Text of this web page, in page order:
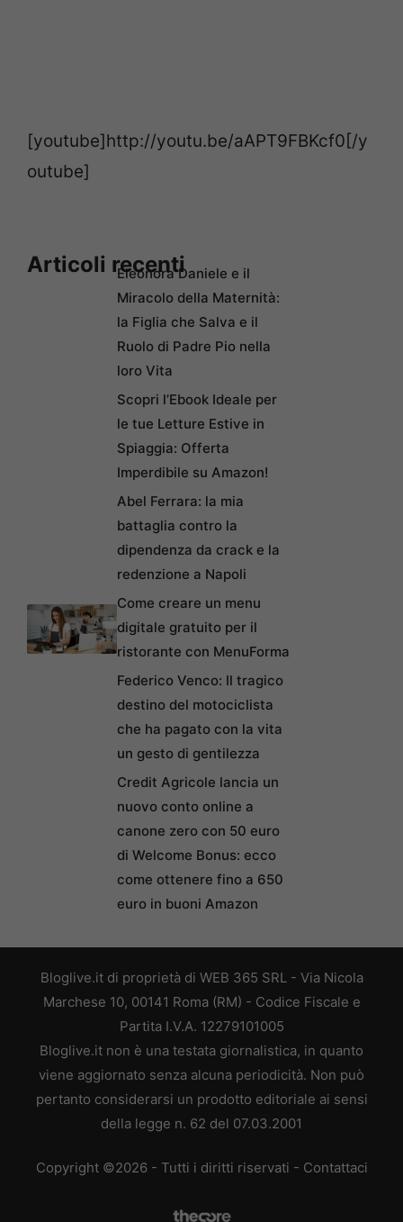
[youtube]http://youtu.be/aAPT9FBKcf0[/y
outube]
Articoli recentiEleonora Daniele e il
Miracolo della Maternità:
la Figlia che Salva e il
Ruolo di Padre Pio nella
loro Vita
Scopri l’Ebook Ideale per
le tue Letture Estive in
Spiaggia: Offerta
Imperdibile su Amazon!
Abel Ferrara: la mia
battaglia contro la
dipendenza da crack e la
redenzione a Napoli
Come creare un menu
digitale gratuito per il
ristorante con MenuForma
Federico Venco: Il tragico
destino del motociclista
che ha pagato con la vita
un gesto di gentilezza
Credit Agricole lancia un
nuovo conto online a
canone zero con 50 euro
di Welcome Bonus: ecco
come ottenere fino a 650
euro in buoni Amazon
Bloglive.it di proprietà di WEB 365 SRL - Via Nicola
Marchese 10, 00141 Roma (RM) - Codice Fiscale e
Partita I.V.A. 12279101005
Bloglive.it non è una testata giornalistica, in quanto
viene aggiornato senza alcuna periodicità. Non può
pertanto considerarsi un prodotto editoriale ai sensi
della legge n. 62 del 07.03.2001
Copyright ©2026 - Tutti i diritti riservati - Contattaci